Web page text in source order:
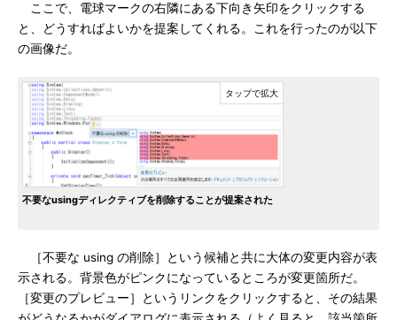
ここで、電球マークの右隣にある下向き矢印をクリックする
と、どうすればよいかを提案してくれる。これを行ったのが以下
の画像だ。
不要なusingディレクティブを削除することが提案された
［不要な using の削除］という候補と共に大体の変更内容が表
示される。背景色がピンクになっているところが変更箇所だ。
［変更のプレビュー］というリンクをクリックすると、その結果